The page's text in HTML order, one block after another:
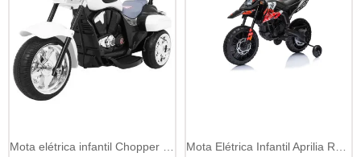
Mota elétrica infantil Chopper NightBike 6V com luzes LED Mota Elétrica Infantil Aprilia RX 12V com MP3 e LED